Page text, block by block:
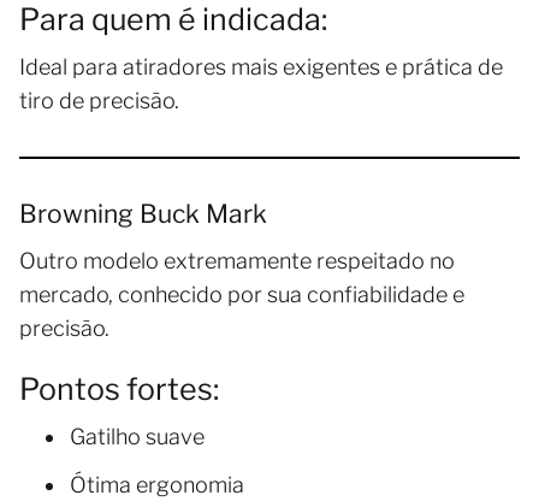
Para quem é indicada:
Ideal para atiradores mais exigentes e prática de
tiro de precisão.
Browning Buck Mark
Outro modelo extremamente respeitado no
mercado, conhecido por sua confiabilidade e
precisão.
Pontos fortes:
Gatilho suave
Ótima ergonomia